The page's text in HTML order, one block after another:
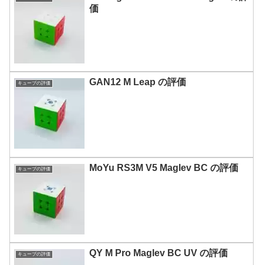
価
キューブの評価 GAN12 M Leap の評価
キューブの評価 MoYu RS3M V5 Maglev BC の評価
キューブの評価 QY M Pro Maglev BC UV の評価